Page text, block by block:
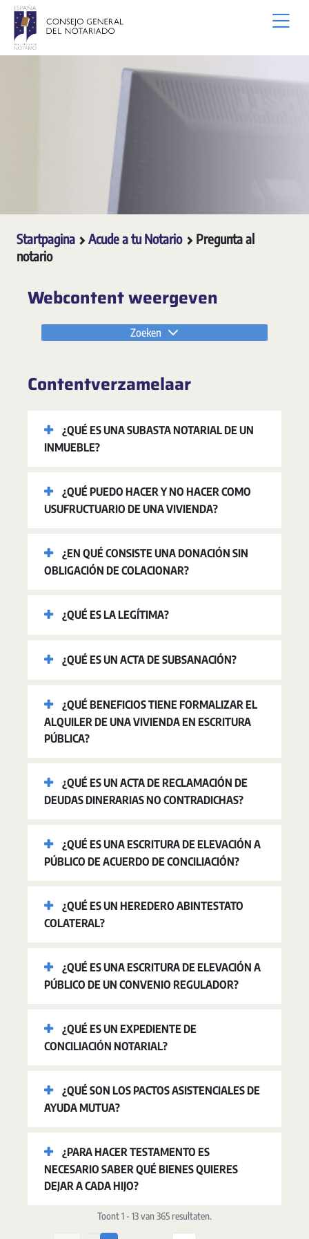
Overslaan en naar hoofdinhoud gaan
Startpagina Acude a tu Notario
Pregunta al
notario
Webcontent weergeven
Zoeken
Contentverzamelaar
¿QUÉ ES UNA SUBASTA NOTARIAL DE UN
INMUEBLE?
¿QUÉ PUEDO HACER Y NO HACER COMO
USUFRUCTUARIO DE UNA VIVIENDA?
¿EN QUÉ CONSISTE UNA DONACIÓN SIN
OBLIGACIÓN DE COLACIONAR?
¿QUÉ ES LA LEGÍTIMA?
¿QUÉ ES UN ACTA DE SUBSANACIÓN?
¿QUÉ BENEFICIOS TIENE FORMALIZAR EL
ALQUILER DE UNA VIVIENDA EN ESCRITURA
PÚBLICA?
¿QUÉ ES UN ACTA DE RECLAMACIÓN DE
DEUDAS DINERARIAS NO CONTRADICHAS?
¿QUÉ ES UNA ESCRITURA DE ELEVACIÓN A
PÚBLICO DE ACUERDO DE CONCILIACIÓN?
¿QUÉ ES UN HEREDERO ABINTESTATO
COLATERAL?
¿QUÉ ES UNA ESCRITURA DE ELEVACIÓN A
PÚBLICO DE UN CONVENIO REGULADOR?
¿QUÉ ES UN EXPEDIENTE DE
CONCILIACIÓN NOTARIAL?
¿QUÉ SON LOS PACTOS ASISTENCIALES DE
AYUDA MUTUA?
¿PARA HACER TESTAMENTO ES
NECESARIO SABER QUÉ BIENES QUIERES
DEJAR A CADA HIJO?
Toont 1 - 13 van 365 resultaten.